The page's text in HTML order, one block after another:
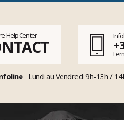
Help Center
Lundi au Vendredi 9h-13h /